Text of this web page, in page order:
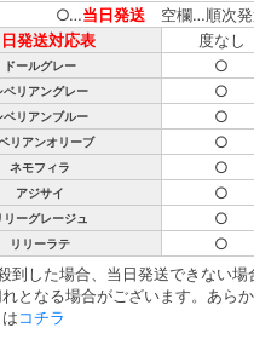
○…当日発送 空欄…順次発
発送対応表
度なし
ドールグレー ○
ベリアングレー ○
ベリアンブルー ○
リアンオリーブ ○
ネモフィラ ○
アジサイ ○
リーグレージュ ○
リリーラテ ○
到した場合、当日発送できない場
となる場合がございます。あら
コチラ